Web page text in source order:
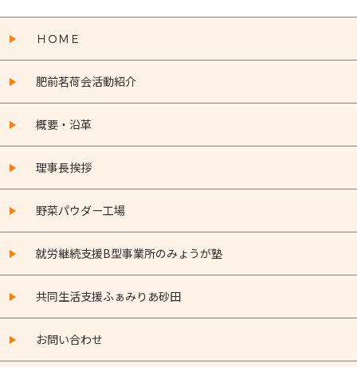
ＨＯＭＥ
肥前茗荷会活動紹介
概要・沿革
理事長挨拶
野菜パウダー工場
就労継続支援B型事業所のみょうが塾
共同生活支援ふぁみりあ砂田
お問い合わせ